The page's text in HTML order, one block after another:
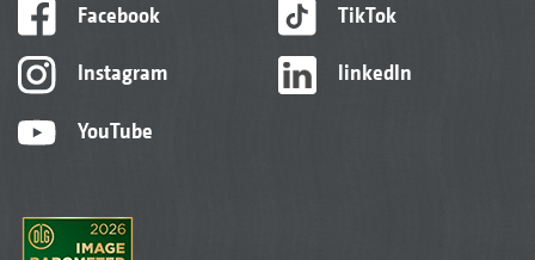
Facebook
Instagram
YouTube
TikTok
linkedIn